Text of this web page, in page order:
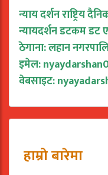
न्याय दर्शन राष्ट्रिय
न्यायदर्शन डटकम डट
ठेगाना: लहान
इमेल:
वेबसाइट:
हाम्रो बारेमा